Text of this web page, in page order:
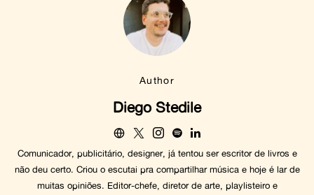
Author
Diego Stedile
Comunicador, publicitário, designer, já tentou ser escritor de livros e
não deu certo. Criou o escutai pra compartilhar música e hoje é lar de
muitas opiniões. Editor-chefe, diretor de arte, playlisteiro e